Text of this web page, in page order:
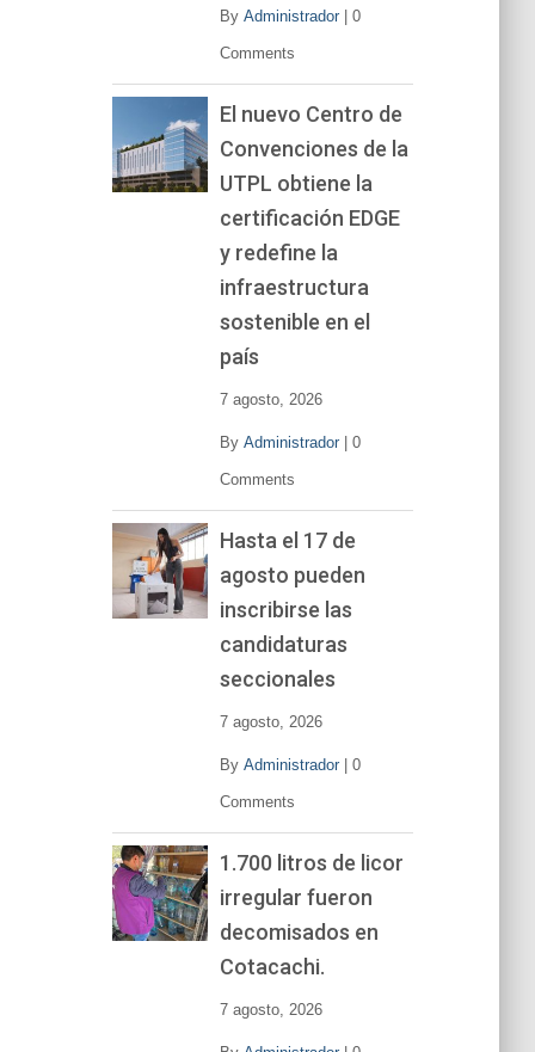
By Administrador| 0
Comments
El nuevo Centro de
Convenciones de la
UTPL obtiene la
certificación EDGE
y redefine la
infraestructura
sostenible en el
país
7 agosto, 2026
By Administrador| 0
Comments
Hasta el 17 de
agosto pueden
inscribirse las
candidaturas
seccionales
7 agosto, 2026
By Administrador| 0
Comments
1.700 litros de licor
irregular fueron
decomisados en
Cotacachi.
7 agosto, 2026